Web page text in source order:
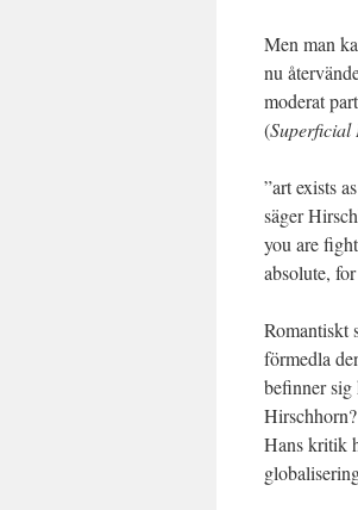
Men man
nu
moderat
(Superficial
”art exists
säger
you are
absolute,
Romantiskt
förmedla
befinner sig
Hans kritik